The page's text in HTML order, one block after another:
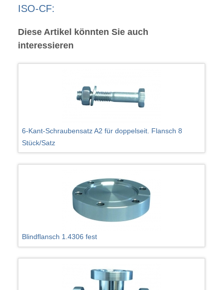
ISO-CF:
Diese Artikel könnten Sie auch
interessieren
6-Kant-Schraubensatz A2 für doppelseit. Flansch 8
Stück/Satz
Blindflansch 1.4306 fest